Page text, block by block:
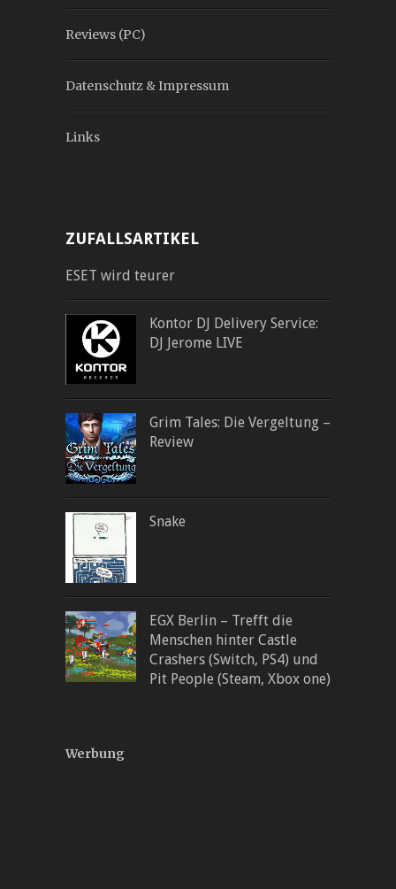
Reviews (PC)
Datenschutz & Impressum
Links
ZUFALLSARTIKEL
ESET wird teurer
Kontor DJ Delivery Service:
DJ Jerome LIVE
Grim Tales: Die Vergeltung –
Review
Snake
EGX Berlin – Trefft die
Menschen hinter Castle
Crashers (Switch, PS4) und
Pit People (Steam, Xbox one)
Werbung